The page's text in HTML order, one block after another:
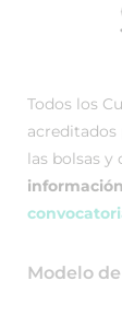
Todos los
acreditados
las bolsas y
Modelo